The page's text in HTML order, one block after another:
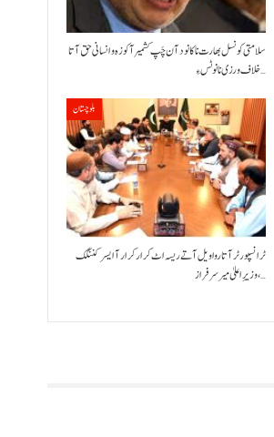
سلامتی کونسل بھارت نا کانود آن چَپ کشمیر آ کوزہ و انسانی حق آتا
خلاف ورزی نا نوٹس ءِ…
بلوچستان
ٹرانسپورٹر آتا روا ویل آتے ریسہ اٹ کرار کرار آ ایسر کننگک
،وزیرِ اعلیٰ میر سرفراز…